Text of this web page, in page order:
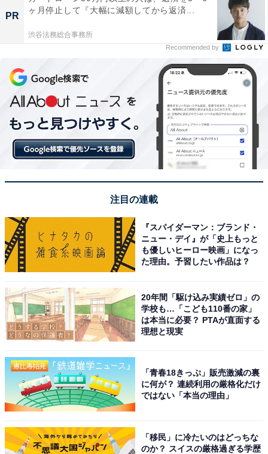
PR
ヶ月停止して『大幅に減額してから返済...
渋谷法務総合事務所
Recommended by
注目の連載
『スパイダーマン：ブランド・
ニュー・デイ』が「史上もっと
も優しいヒーロー映画」になっ
た理由。予習したい作品は？
20年間「駆け込み実績ゼロ」の
学校も…「こども110番の家」
は本当に必要？ PTAが直面する
理想と現実
「青春18きっぷ」販売激減の裏
に何が？ 連続利用の厳格化だけ
ではない「本当の理由」
「移民」に冷たいのはどっちな
のか？ スイスの厳格過ぎる学歴